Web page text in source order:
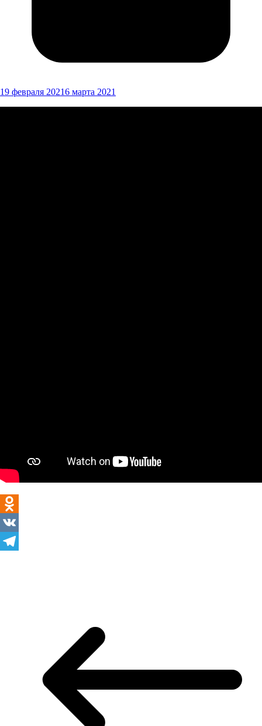
19 февраля 20216 марта 2021
Odnoklassniki
VK